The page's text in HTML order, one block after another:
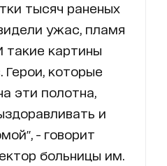
тысяч раненых
ужас, пламя
такие картины
которые
эти полотна,
и
- говорит
больницы им.